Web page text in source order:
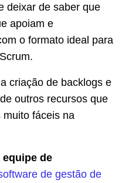
deixar de saber que
apoiam e
o formato ideal para
criação de backlogs e
outros recursos que
fáceis na
de
de gestão de